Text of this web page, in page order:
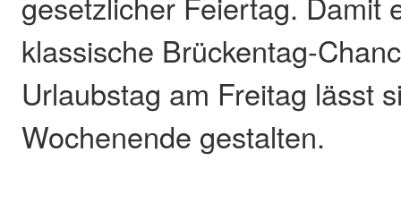
klassische Brückentag-
Urlaubstag am Freitag lässt
Wochenende gestalten.